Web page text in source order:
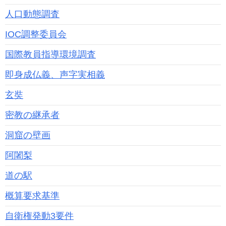
人口動態調査
IOC調整委員会
国際教員指導環境調査
即身成仏義、声字実相義
玄奘
密教の継承者
洞窟の壁画
阿闍梨
道の駅
概算要求基準
自衛権発動3要件